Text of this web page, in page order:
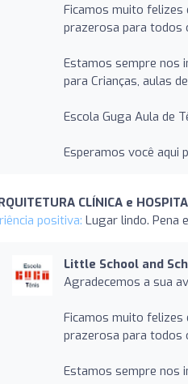
Ficamos muito felizes
prazerosa para todos
Estamos sempre nos
para Crianças, aulas
Escola Guga Aula de
Esperamos você aqui
CLÍNICA e
positiva: Lugar lindo. Pena
Little School and
Agradecemos a sua
Ficamos muito felizes
prazerosa para todos
Estamos sempre nos